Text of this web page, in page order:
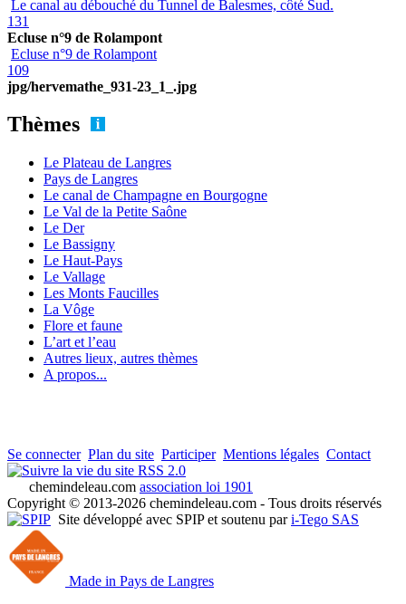
Le canal au débouché du Tunnel de Balesmes, côté Sud.
131
Ecluse n°9 de Rolampont
Ecluse n°9 de Rolampont
109
jpg/hervemathe_931-23_1_.jpg
Thèmes
Le Plateau de Langres
Pays de Langres
Le canal de Champagne en Bourgogne
Le Val de la Petite Saône
Le Der
Le Bassigny
Le Haut-Pays
Le Vallage
Les Monts Faucilles
La Vôge
Flore et faune
L’art et l’eau
Autres lieux, autres thèmes
A propos...
Se connecter Plan du site Participer Mentions légales Contact
RSS 2.0
chemindeleau.com association loi 1901
Copyright © 2013-2026 chemindeleau.com - Tous droits réservés
Site développé avec SPIP et soutenu pari-Tego SAS
Made in Pays de Langres